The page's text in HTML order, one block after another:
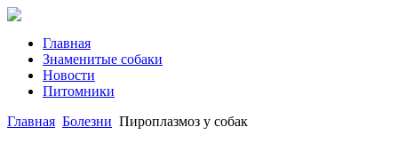
Главная
Знаменитые собаки
Новости
Питомники
Главная Болезни Пироплазмоз у собак